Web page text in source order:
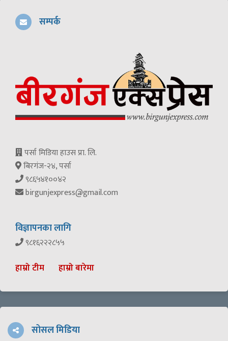
सम्पर्क
पर्सा मिडिया हाउस प्रा. लि.
बिरगंज-२४, पर्सा
९८६५४१००४२
birgunjexpress@gmail.com
विज्ञापनका लागि
९८१६२२२८५५
हाम्रो टीम हाम्रो बारेमा
सोसल मिडिया